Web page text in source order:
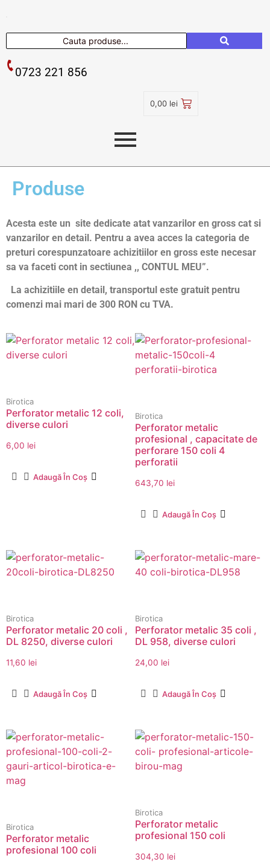
0723 221 856
0,00 lei
Produse
Acesta este un site dedicate atat vanzarilor en gross cat si
vanzarilor en detail. Pentru a avea acces la categoria de
preturi corespunzatoare achizitiilor en gross este necesar
sa va faceti cont in sectiunea ,, CONTUL MEU”.
La achizitiile en detail, transportul este gratuit pentru
comenzi mai mari de 300 RON cu TVA.
Birotica
Perforator metalic 12 coli,
diverse culori
6,00 lei
Adaugă În Coș
Birotica
Perforator metalic
profesional , capacitate de
perforare 150 coli 4
perforatii
643,70 lei
Adaugă În Coș
Birotica
Perforator metalic 20 coli ,
DL 8250, diverse culori
11,60 lei
Adaugă În Coș
Birotica
Perforator metalic 35 coli ,
DL 958, diverse culori
24,00 lei
Adaugă În Coș
Birotica
Perforator metalic
profesional 100 coli
Birotica
Perforator metalic
profesional 150 coli
304,30 lei